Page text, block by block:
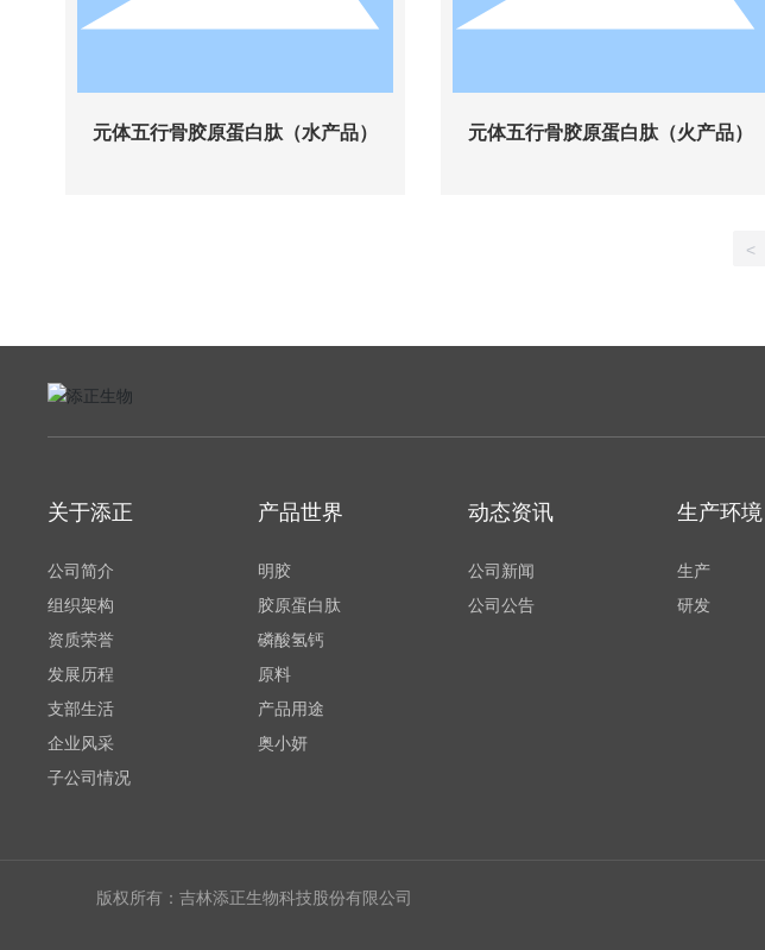
元体五行骨胶原蛋白肽（水产品） 元体五行骨胶原蛋白肽（火产品）
<
关于添正
公司简介
组织架构
资质荣誉
发展历程
支部生活
企业风采
子公司情况
产品世界
明胶
胶原蛋白肽
磷酸氢钙
原料
产品用途
奥小妍
动态资讯
公司新闻
公司公告
生产环境
生产
研发
版权所有：吉林添正生物科技股份有限公司